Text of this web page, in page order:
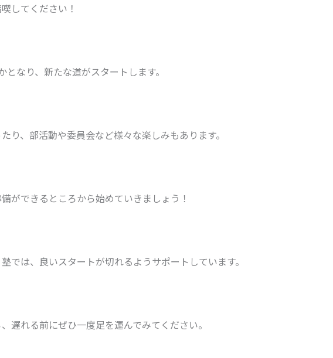
してください！
なり、新たな道がスタートします。
り、部活動や委員会など様々な楽しみもあります。
ができるところから始めていきましょう！
では、良いスタートが切れるようサポートしています。
遅れる前にぜひ一度足を運んでみてください。